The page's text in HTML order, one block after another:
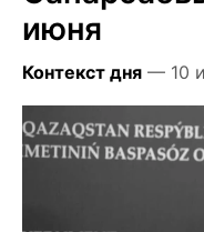
июня
Контекст дня — 10